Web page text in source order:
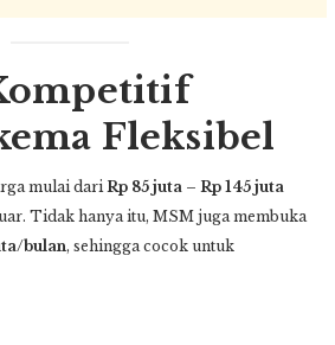
Fleksibel
mulai dari Rp 85 juta – Rp 145 juta
Tidak hanya itu, MSM juga membuka
bulan, sehingga cocok untuk